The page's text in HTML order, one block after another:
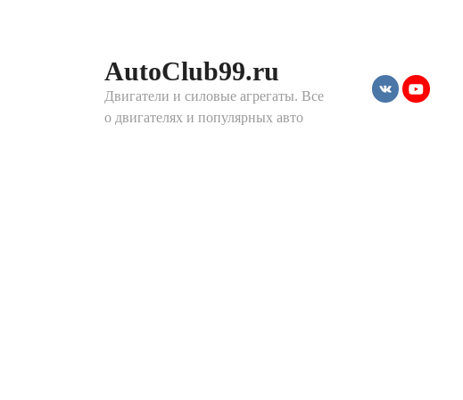
AutoClub99.ru
Двигатели и силовые агрегаты. Все
о двигателях и популярных авто